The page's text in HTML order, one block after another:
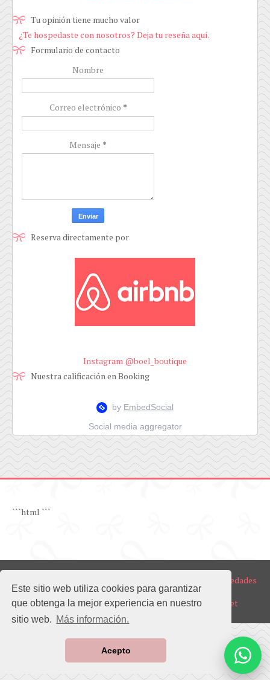
Este sitio web utiliza cookies para garantizar
que obtenga la mejor experiencia en nuestro
sitio web. Más información.
Acepto
Tu opinión tiene mucho valor
¿Te hospedaste con nosotros? Deja tu reseña aquí.
Formulario de contacto
Nombre
Correo electrónico *
Mensaje *
Reserva directamente por
Instagram @boel_boutique
Nuestra calificación en Booking
Social media aggregator
```html ```
BOEL Realty | Venta y Alquiler de Propiedades
en Guayaquil Norte y Samborondón
Diseño del sitio web realizado porwww.ecuapromo.net